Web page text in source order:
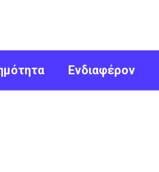
Ενδιαφέρον